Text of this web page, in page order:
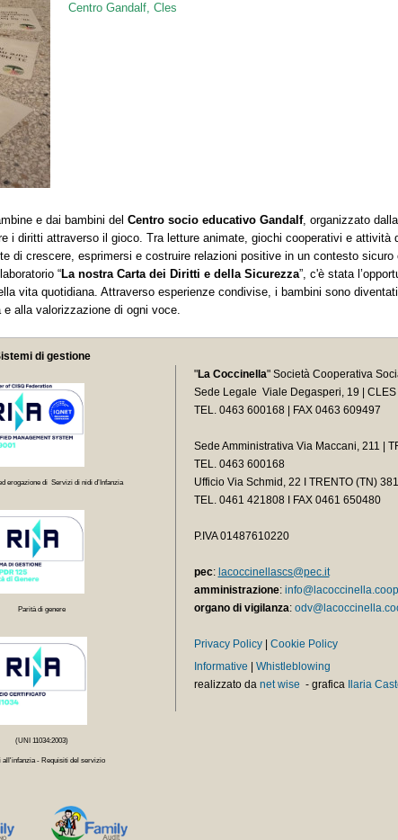
Centro Gandalf, Cles
e dai bambini del Centro socio educativo Gandalf, organizzato
i diritti attraverso il gioco. Tra letture animate, giochi cooperativi e attività
di crescere, esprimersi e costruire relazioni positive in un contesto sicuro
“La nostra Carta dei Diritti e della Sicurezza”, c'è stata
vita quotidiana. Attraverso esperienze condivise, i bambini sono
alla valorizzazione di ogni voce.
di gestione
erogazione di Servizi di nidi d’Infanzia
Parità di genere
(UNI 11034:2003)
all'infanzia - Requisiti del servizio
"La Coccinella" Società Cooperativa
Sede Legale Viale Degasperi, 19 | CLES
TEL. 0463 600168 | FAX 0463 609497
Sede Amministrativa Via Maccani, 211 |
TEL. 0463 600168
Ufficio Via Schmid, 22 I TRENTO (TN)
TEL. 0461 421808 I FAX 0461 650480
P.IVA 01487610220
pec: lacoccinellascs@pec.it
amministrazione: info@lacoccinella.coop
organo di vigilanza:
Privacy Policy| Cookie Policy
Informative
Whistleblowing
realizzato da net wise - grafica Ilaria